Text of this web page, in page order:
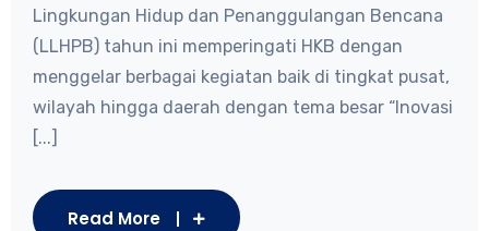
Lingkungan Hidup dan Penanggulangan Bencana
(LLHPB) tahun ini memperingati HKB dengan
menggelar berbagai kegiatan baik di tingkat pusat,
wilayah hingga daerah dengan tema besar “Inovasi
[...]
Read More